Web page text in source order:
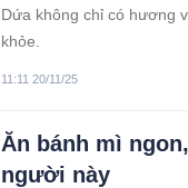
Dứa không chỉ có hương
khỏe.
11:11 20/11/25
Ăn bánh mì
người này